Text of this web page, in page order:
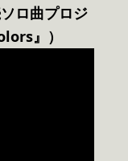
ロ曲プロジ
』）